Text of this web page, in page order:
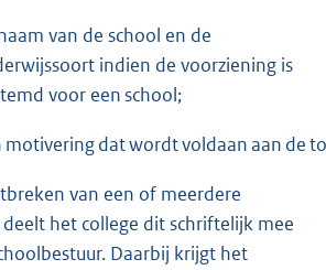
van de school en de
indien de voorziening is
voor een school;
motivering dat wordt voldaan aan de
van een of meerdere
deelt het college dit schriftelijk mee
Daarbij krijgt het